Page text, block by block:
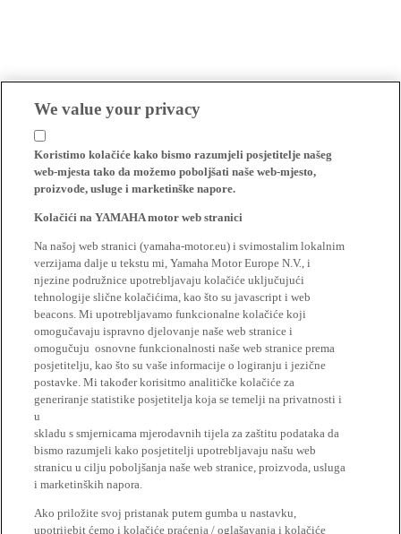
We value your privacy
Koristimo kolačiće kako bismo razumjeli posjetitelje našeg
web-mjesta tako da možemo poboljšati naše web-mjesto,
proizvode, usluge i marketinške napore.
Kolačići na YAMAHA motor web stranici
Na našoj web stranici (yamaha-motor.eu) i svimostalim lokalnim
verzijama dalje u tekstu mi, Yamaha Motor Europe N.V., i
njezine podružnice upotrebljavaju kolačiće uključujući
tehnologije slične kolačićima, kao što su javascript i web
beacons. Mi upotrebljavamo funkcionalne kolačiće koji
omogučavaju ispravno djelovanje naše web stranice i
omogučuju osnovne funkcionalnosti naše web stranice prema
posjetitelju, kao što su vaše informacije o logiranju i jezične
postavke. Mi također korisitmo analitičke kolačiće za
generiranje statistike posjetitelja koja se temelji na privatnosti i
u
skladu s smjernicama mjerodavnih tijela za zaštitu podataka da
bismo razumjeli kako posjetitelji upotrebljavaju našu web
stranicu u cilju poboljšanja naše web stranice, proizvoda, usluga
i marketinških napora.
Ako priložite svoj pristanak putem gumba u nastavku,
upotrijebit ćemo i kolačiće praćenja / oglašavanja i kolačiće